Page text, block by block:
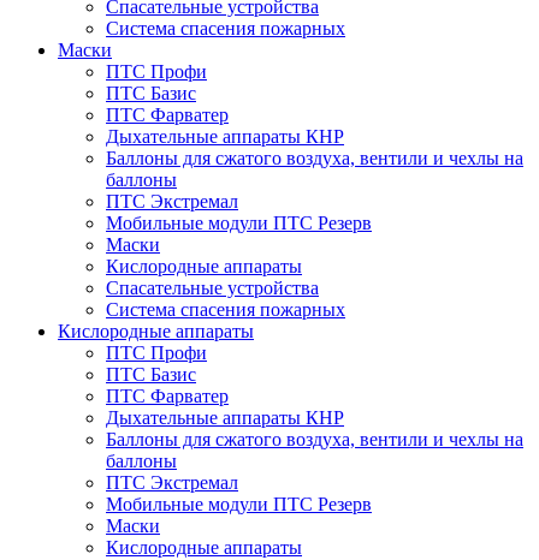
Спасательные устройства
Система спасения пожарных
Маски
ПТС Профи
ПТС Базис
ПТС Фарватер
Дыхательные аппараты КНР
Баллоны для сжатого воздуха, вентили и чехлы на
баллоны
ПТС Экстремал
Мобильные модули ПТС Резерв
Маски
Кислородные аппараты
Спасательные устройства
Система спасения пожарных
Кислородные аппараты
ПТС Профи
ПТС Базис
ПТС Фарватер
Дыхательные аппараты КНР
Баллоны для сжатого воздуха, вентили и чехлы на
баллоны
ПТС Экстремал
Мобильные модули ПТС Резерв
Маски
Кислородные аппараты